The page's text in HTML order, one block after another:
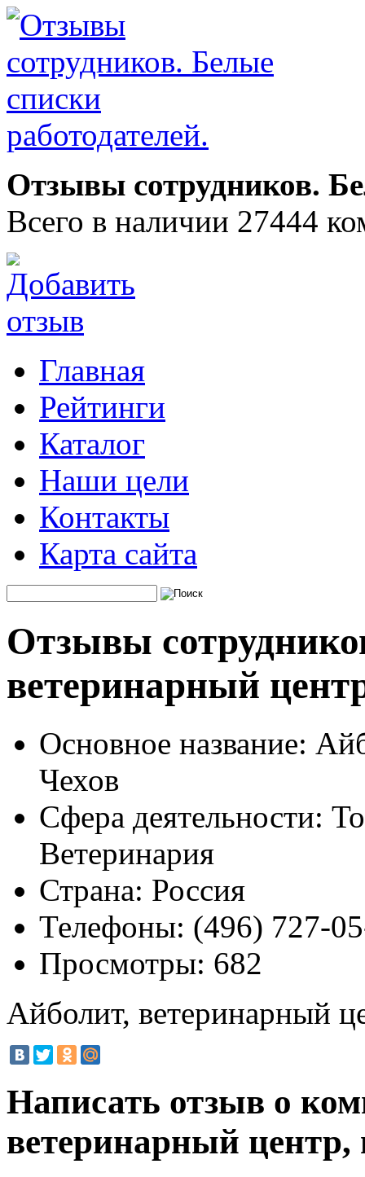
Отзывы сотрудников.
Всего в наличии 27444
Главная
Рейтинги
Каталог
Наши цели
Контакты
Карта сайта
Отзывы
ветеринарный
Основное название:
Чехов
Сфера деятельности:
Ветеринария
Страна: Россия
Телефоны: (496) 727-
Просмотры: 682
Айболит, ветеринарный
Написать отзыв о
ветеринарный центр,